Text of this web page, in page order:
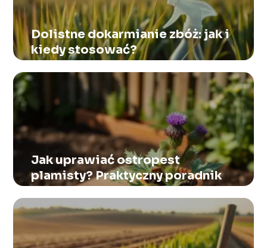
Dolistne dokarmianie zbóż: jak i
kiedy stosować?
Jak uprawiać ostropest
plamisty? Praktyczny poradnik